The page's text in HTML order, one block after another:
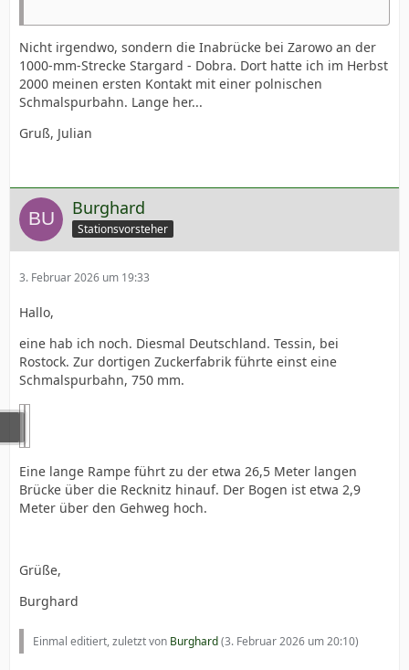
Nicht irgendwo, sondern die Inabrücke bei Zarowo an der
1000-mm-Strecke Stargard - Dobra. Dort hatte ich im Herbst
2000 meinen ersten Kontakt mit einer polnischen
Schmalspurbahn. Lange her...
Gruß, Julian
Burghard
Stationsvorsteher
3. Februar 2026 um 19:33
Hallo,
eine hab ich noch. Diesmal Deutschland. Tessin, bei
Rostock. Zur dortigen Zuckerfabrik führte einst eine
Schmalspurbahn, 750 mm.
Eine lange Rampe führt zu der etwa 26,5 Meter langen
Brücke über die Recknitz hinauf. Der Bogen ist etwa 2,9
Meter über den Gehweg hoch.
Grüße,
Burghard
Einmal editiert, zuletzt von Burghard(3. Februar 2026 um 20:10)